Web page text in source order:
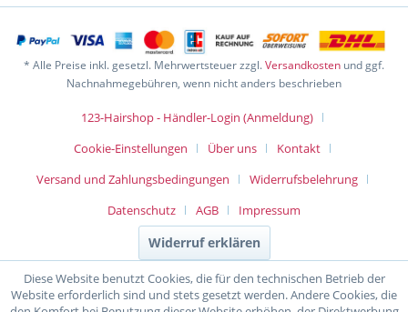
* Alle Preise inkl. gesetzl. Mehrwertsteuer zzgl.Versandkosten und ggf.
Nachnahmegebühren, wenn nicht anders beschrieben
123-Hairshop - Händler-Login (Anmeldung)
Cookie-Einstellungen
Über uns
Kontakt
Versand und Zahlungsbedingungen
Widerrufsbelehrung
Datenschutz
AGB Impressum
Widerruf erklären
Diese Website benutzt Cookies, die für den technischen Betrieb der
Website erforderlich sind und stets gesetzt werden. Andere Cookies, die